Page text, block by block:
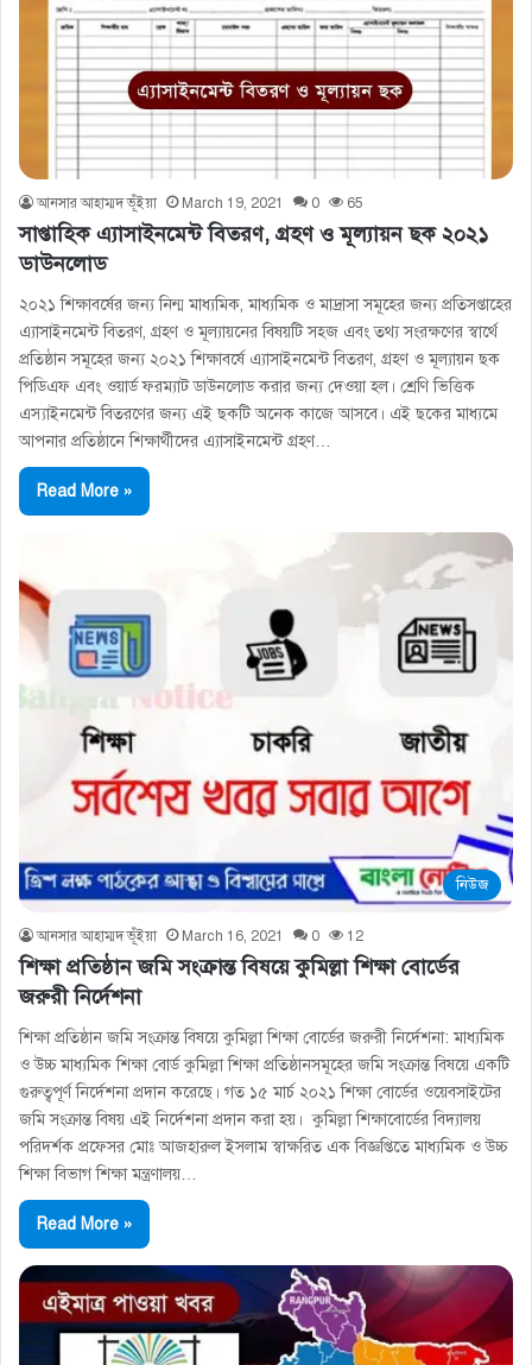
আনসার আহাম্মদ ভূঁইয়া March 19, 2021 0 65
সাপ্তাহিক এ্যাসাইনমেন্ট বিতরণ, গ্রহণ ও মূল্যায়ন ছক ২০২১
ডাউনলোড
২০২১ শিক্ষাবর্ষের জন্য নিন্ম মাধ্যমিক, মাধ্যমিক ও মাদ্রাসা সমূহের জন্য প্রতিসপ্তাহের
এ্যাসাইনমেন্ট বিতরণ, গ্রহণ ও মূল্যায়নের বিষয়টি সহজ এবং তথ্য সংরক্ষণের স্বার্থে
প্রতিষ্ঠান সমূহের জন্য ২০২১ শিক্ষাবর্ষে এ্যাসাইনমেন্ট বিতরণ, গ্রহণ ও মূল্যায়ন ছক
পিডিএফ এবং ওয়ার্ড ফরম্যাট ডাউনলোড করার জন্য দেওয়া হল। শ্রেণি ভিত্তিক
এস্যাইনমেন্ট বিতরণের জন্য এই ছকটি অনেক কাজে আসবে। এই ছকের মাধ্যমে
আপনার প্রতিষ্ঠানে শিক্ষার্থীদের এ্যাসাইনমেন্ট গ্রহণ…
Read More »
নিউজ
আনসার আহাম্মদ ভূঁইয়া March 16, 2021 0 12
শিক্ষা প্রতিষ্ঠান জমি সংক্রান্ত বিষয়ে কুমিল্লা শিক্ষা বোর্ডের
জরুরী নির্দেশনা
শিক্ষা প্রতিষ্ঠান জমি সংক্রান্ত বিষয়ে কুমিল্লা শিক্ষা বোর্ডের জরুরী নির্দেশনা: মাধ্যমিক
ও উচ্চ মাধ্যমিক শিক্ষা বোর্ড কুমিল্লা শিক্ষা প্রতিষ্ঠানসমূহের জমি সংক্রান্ত বিষয়ে একটি
গুরুত্বপূর্ণ নির্দেশনা প্রদান করেছে। গত ১৫ মার্চ ২০২১ শিক্ষা বোর্ডের ওয়েবসাইটের
জমি সংক্রান্ত বিষয় এই নির্দেশনা প্রদান করা হয়। কুমিল্লা শিক্ষাবোর্ডের বিদ্যালয়
পরিদর্শক প্রফেসর মোঃ আজহারুল ইসলাম স্বাক্ষরিত এক বিজ্ঞপ্তিতে মাধ্যমিক ও উচ্চ
শিক্ষা বিভাগ শিক্ষা মন্ত্রণালয়…
Read More »